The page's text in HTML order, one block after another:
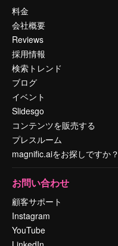
料金
会社概要
Reviews
採用情報
検索トレンド
ブログ
イベント
Slidesgo
コンテンツを販売する
プレスルーム
magnific.aiをお探しですか？
お問い合わせ
顧客サポート
Instagram
YouTube